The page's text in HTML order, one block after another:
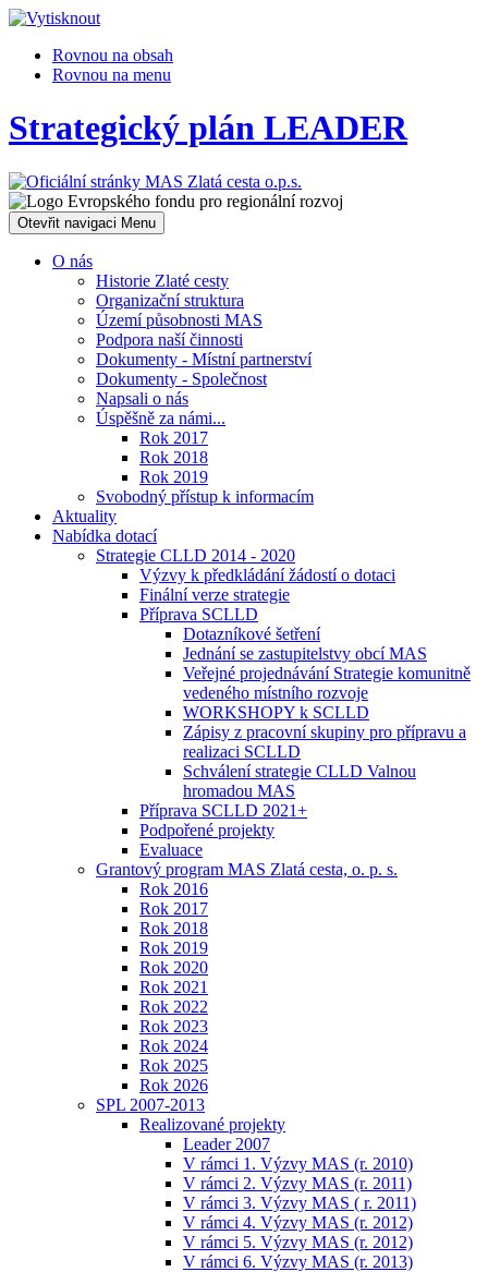
Rovnou na obsah
Rovnou na menu
Strategický plán LEADER
Otevřit navigaci Menu
O nás
Historie Zlaté cesty
Organizační struktura
Území působnosti MAS
Podpora naší činnosti
Dokumenty - Místní partnerství
Dokumenty - Společnost
Napsali o nás
Úspěšně za námi...
Rok 2017
Rok 2018
Rok 2019
Svobodný přístup k informacím
Aktuality
Nabídka dotací
Strategie CLLD 2014 - 2020
Výzvy k předkládání žádostí o dotaci
Finální verze strategie
Příprava SCLLD
Dotazníkové šetření
Jednání se zastupitelstvy obcí MAS
Veřejné projednávání Strategie komunitně
vedeného místního rozvoje
WORKSHOPY k SCLLD
Zápisy z pracovní skupiny pro přípravu a
realizaci SCLLD
Schválení strategie CLLD Valnou
hromadou MAS
Příprava SCLLD 2021+
Podpořené projekty
Evaluace
Grantový program MAS Zlatá cesta, o. p. s.
Rok 2016
Rok 2017
Rok 2018
Rok 2019
Rok 2020
Rok 2021
Rok 2022
Rok 2023
Rok 2024
Rok 2025
Rok 2026
SPL 2007-2013
Realizované projekty
Leader 2007
V rámci 1. Výzvy MAS (r. 2010)
V rámci 2. Výzvy MAS (r. 2011)
V rámci 3. Výzvy MAS ( r. 2011)
V rámci 4. Výzvy MAS (r. 2012)
V rámci 5. Výzvy MAS (r. 2012)
V rámci 6. Výzvy MAS (r. 2013)